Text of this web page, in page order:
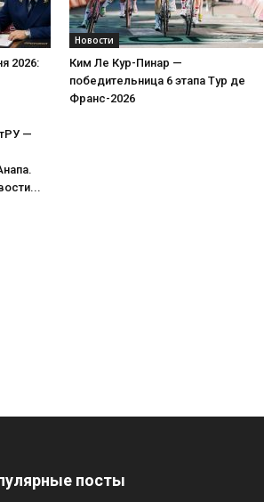
2026:
—
Новости
Ким Ле Кур-Пинар —
победительница 6 этапа Тур де
Франс-2026
посты